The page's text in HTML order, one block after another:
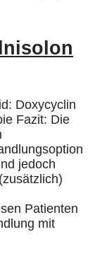
Doxycyclin
Fazit: Die
jedoch
Patienten
mit